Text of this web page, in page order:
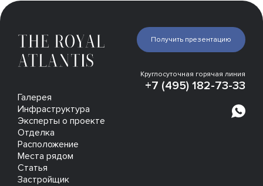
Галерея
Инфраструктура
Эксперты о проекте
Отделка
Расположение
Места рядом
Статья
Застройщик
Круглосуточная горячая линия
+7 (495) 182-73-33
Получить презентацию